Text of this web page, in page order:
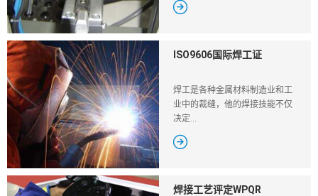

ISO9606国际焊工证
焊工是各种金属材料制造业和工
业中的裁缝，他的焊接技能不仅
决定...

焊接工艺评定WPQR